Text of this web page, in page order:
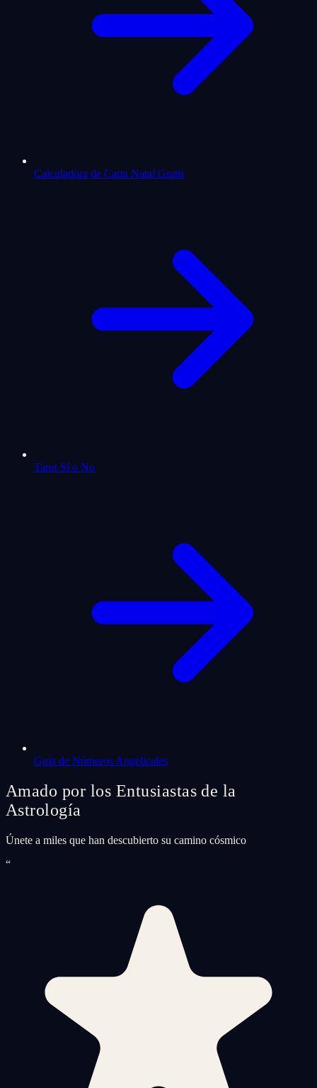
Calculadora de Carta Natal Gratis
Tarot Sí o No
Guía de Números Angelicales
Amado por los Entusiastas de la
Astrología
Únete a miles que han descubierto su camino cósmico
“